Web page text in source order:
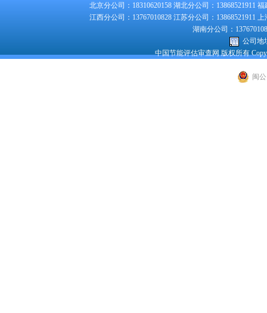
北京分公司：18310620158 湖北分公司：13868521911
江西分公司：13767010828 江苏分公司：13868521911
湖南分公司：
公司地
中国节能评估审查网 版权所有
闽